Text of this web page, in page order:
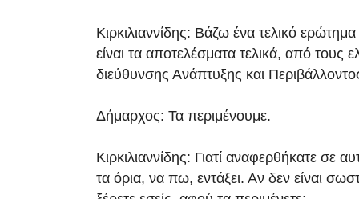
Κιρκιλιαννίδης: Βάζω ένα τελικό
είναι τα αποτελέσματα τελικά, από τους
διεύθυνσης Ανάπτυξης και
Δήμαρχος: Τα περιμένουμε.
Κιρκιλιαννίδης: Γιατί αναφερθήκατε σε
τα όρια, να πω, εντάξει. Αν δεν είναι